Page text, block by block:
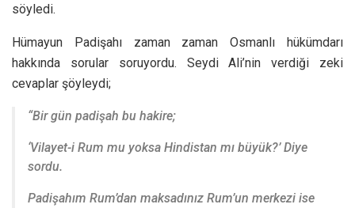
söyledi.
Hümayun Padişahı zaman zaman Osmanlı hükümdarı
hakkında sorular soruyordu. Seydi Ali’nin verdiği zeki
cevaplar şöyleydi;
“Bir gün padişah bu hakire;
‘Vilayet-i Rum mu yoksa Hindistan mı büyük?’ Diye
sordu.
Padişahım Rum’dan maksadınız Rum’un merkezi ise